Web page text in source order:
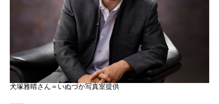
犬塚雅晴さん＝いぬづか写真室提供